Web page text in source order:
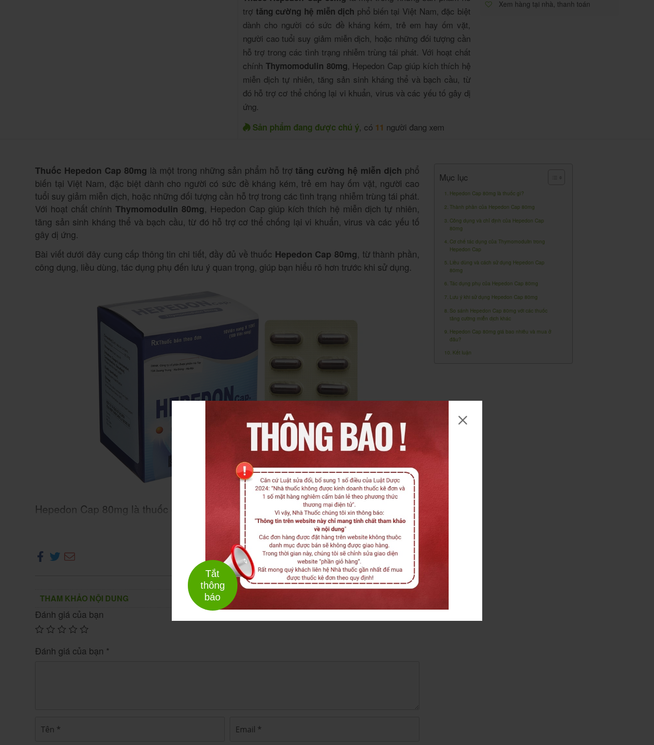
Tắt
thông
báo
trợ tăng cường hệ miễn dịch phổ biến tại Việt Nam, đặc biệt
dành cho người có sức đề kháng kém, trẻ em hay ốm vặt,
người cao tuổi suy giảm miễn dịch, hoặc những đối tượng cần
hỗ trợ trong các tình trạng nhiễm trùng tái phát. Với hoạt chất
chính Thymomodulin 80mg, Hepedon Cap giúp kích thích hệ
miễn dịch tự nhiên, tăng sản sinh kháng thể và bạch cầu, từ
đó hỗ trợ cơ thể chống lại vi khuẩn, virus và các yếu tố gây dị
ứng.
Sản phẩm đang được chú ý, có 11 người đang xem
Xem hàng tại nhà, thanh toán
Thuốc Hepedon Cap 80mg là một trong những sản phẩm hỗ trợ tăng cường hệ miễn dịch phổ
biến tại Việt Nam, đặc biệt dành cho người có sức đề kháng kém, trẻ em hay ốm vặt, người cao
tuổi suy giảm miễn dịch, hoặc những đối tượng cần hỗ trợ trong các tình trạng nhiễm trùng tái phát.
Với hoạt chất chínhThymomodulin 80mg, Hepedon Cap giúp kích thích hệ miễn dịch tự nhiên,
tăng sản sinh kháng thể và bạch cầu, từ đó hỗ trợ cơ thể chống lại vi khuẩn, virus và các yếu tố
gây dị ứng.
Bài viết dưới đây cung cấp thông tin chi tiết, đầy đủ về thuốc Hepedon Cap 80mg, từ thành phần,
công dụng, liều dùng, tác dụng phụ đến lưu ý quan trọng, giúp bạn hiểu rõ hơn trước khi sử dụng.
Hepedon Cap 80mg là thuốc gì?
Hepedon Cap 80mg là thuốc hỗ trợ tăng cường miễn dịch, được bào chế dưới dạngviên nang
Hankook Korus Pharm. Co., Ltd(Hàn Quốc) sản
xuất, được đăng ký lưu hành tại Việt Nam với số SP3-1193-20.
Mỗi hộp Hepedon Cap thường đóng gói
10 vỉ x 10 viên(tổng 100 viên), phù hợp cho liệu trình sử
dụng dài ngày từ 1-6 tháng tùy chỉ định.
Staclazide 60 MR H60v
0₫
Thymomodulin thuộc nhóm chất điều hòa miễn dịch (immunomodulator), không phải kháng sinh
Thuốc được xếp vào nhóm
, cần bác sĩ hoặc dược sĩ tư vấn trước khi dùng, đặc biệt
Báo cáo nội dung không chính xác-Miễn trừ trách nhiệm
THAM KHẢO NỘI DUNG
Đánh giá của bạn
Đánh giá của bạn *
Mục lục
Hepedon Cap 80mg là thuốc gì?
Thành phần của Hepedon Cap 80mg
Công dụng và chỉ định của Hepedon Cap
80mg
Cơ chế tác dụng của Thymomodulin trong
Hepedon Cap
Liều dùng và cách sử dụng Hepedon Cap
80mg
Tác dụng phụ của Hepedon Cap 80mg
Lưu ý khi sử dụng Hepedon Cap 80mg
So sánh Hepedon Cap 80mg với các thuốc
tăng cường miễn dịch khác
Hepedon Cap 80mg giá bao nhiêu và mua ở
đâu?
Kết luận